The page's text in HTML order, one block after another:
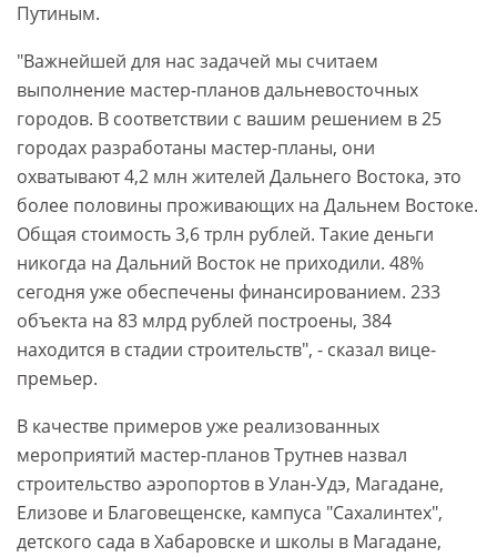
Путиным.
"Важнейшей для нас задачей мы считаем
выполнение мастер-планов дальневосточных
городов. В соответствии с вашим решением в 25
городах разработаны мастер-планы, они
охватывают 4,2 млн жителей Дальнего Востока, это
более половины проживающих на Дальнем Востоке.
Общая стоимость 3,6 трлн рублей. Такие деньги
никогда на Дальний Восток не приходили. 48%
сегодня уже обеспечены финансированием. 233
объекта на 83 млрд рублей построены, 384
находится в стадии строительств", - сказал вице-
премьер.
В качестве примеров уже реализованных
мероприятий мастер-планов Трутнев назвал
строительство аэропортов в Улан-Удэ, Магадане,
Елизове и Благовещенске, кампуса "Сахалинтех",
детского сада в Хабаровске и школы в Магадане,